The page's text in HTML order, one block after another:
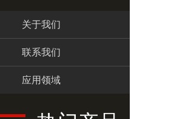
关于我们
联系我们
应用领域